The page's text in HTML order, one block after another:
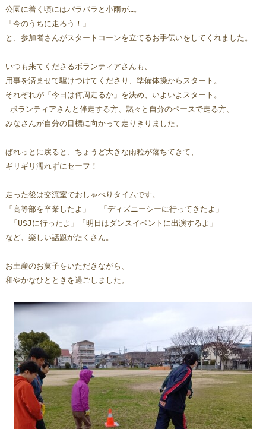
公園に着く頃にはパラパラと小雨が…。
「今のうちに走ろう！」
と、参加者さんがスタートコーンを立てるお手伝いをしてくれました。
いつも来てくださるボランティアさんも、
用事を済ませて駆けつけてくださり、準備体操からスタート。
それぞれが「今日は何周走るか」を決め、いよいよスタート。
ボランティアさんと伴走する方、黙々と自分のペースで走る方、
みなさんが自分の目標に向かって走りきりました。
ぱれっとに戻ると、ちょうど大きな雨粒が落ちてきて、
ギリギリ濡れずにセーフ！
走った後は交流室でおしゃべりタイムです。
「高等部を卒業したよ」  「ディズニーシーに行ってきたよ」
「USJに行ったよ」「明日はダンスイベントに出演するよ」
など、楽しい話題がたくさん。
お土産のお菓子をいただきながら、
和やかなひとときを過ごしました。